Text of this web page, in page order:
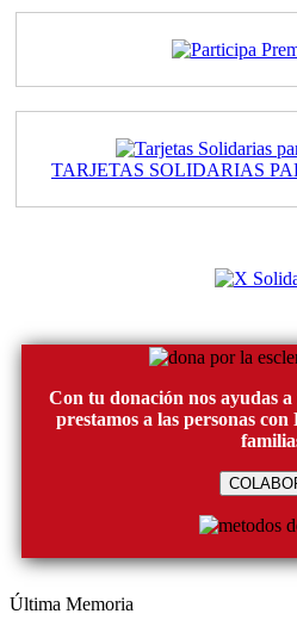
TARJETAS SOLIDARIAS
Con tu donación nos ayudas
prestamos a las personas
Última Memoria